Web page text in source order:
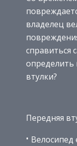
владелец
справиться
втулки?
Передняя
Велосипед